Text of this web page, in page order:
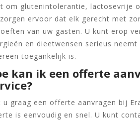
om glutenintolerantie, lactosevrije
ervoor dat elk gerecht met
van uw gasten. U kunt erop
en dieetwensen serieus
toegankelijk is.
kan ik een offerte
u graag een offerte aanvragen bij
is eenvoudig en snel. U kunt